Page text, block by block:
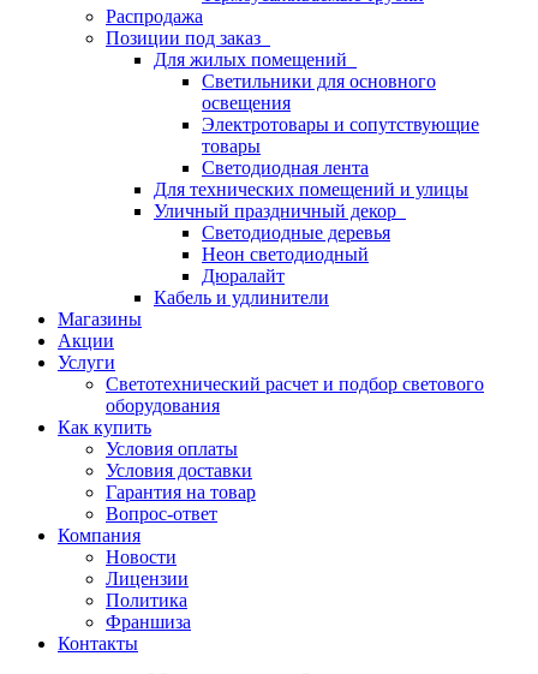
Распродажа
Позиции под заказ
Для жилых помещений
Светильники для основного
освещения
Электротовары и сопутствующие
товары
Светодиодная лента
Для технических помещений и улицы
Уличный праздничный декор
Светодиодные деревья
Неон светодиодный
Дюралайт
Кабель и удлинители
Магазины
Акции
Услуги
Светотехнический расчет и подбор светового
оборудования
Как купить
Условия оплаты
Условия доставки
Гарантия на товар
Вопрос-ответ
Компания
Новости
Лицензии
Политика
Франшиза
Контакты